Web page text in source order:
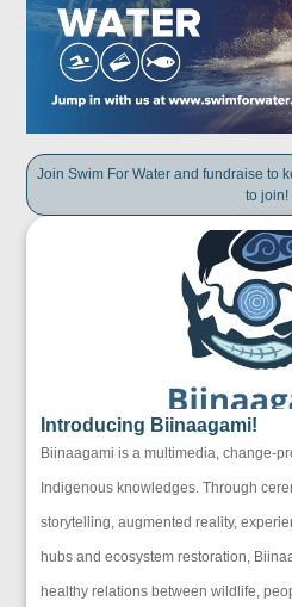
Join Swim For Water and fundraise to
to join!
Introducing Biinaagami!
Biinaagami is a multimedia, change-
Indigenous knowledges. Through
storytelling, augmented reality,
hubs and ecosystem restoration,
healthy relations between wildlife,